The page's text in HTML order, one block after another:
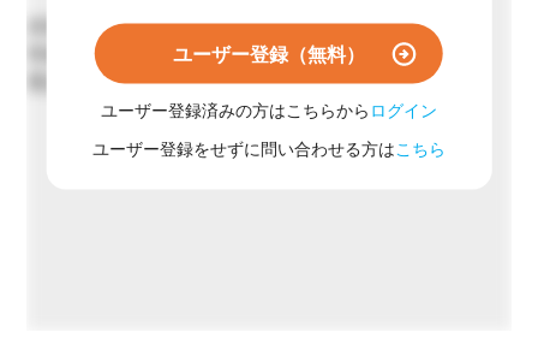
共同研究契約
学術指導契約
受託研究契約
ユーザー登録（無料）
ユーザー登録済みの方はこちらから ログイン
ユーザー登録をせずに問い合わせる方はこちら